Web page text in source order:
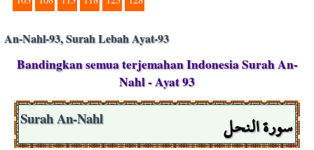
An-Nahl-93, Surah Lebah Ayat-93
Bandingkan semua terjemahan Indonesia Surah An-
Nahl - Ayat 93
سورة النحل Surah An-Nahl